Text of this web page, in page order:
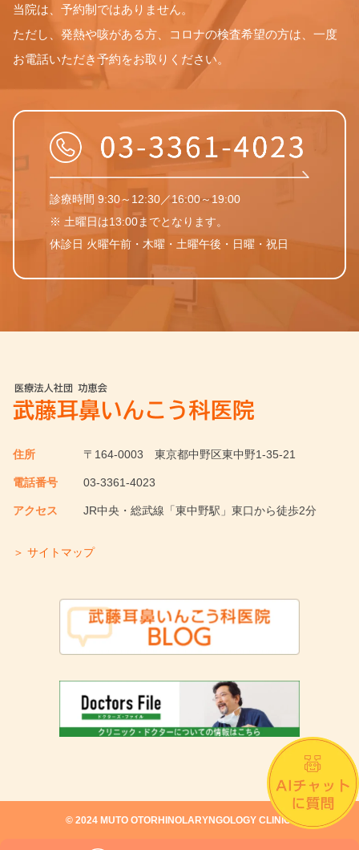
当院は、予約制ではありません。
ただし、発熱や咳がある方、コロナの検査希望の方は、一度
お電話いただき予約をお取りください。
診療時間 9:30～12:30／16:00～19:00
※ 土曜日は13:00までとなります。
休診日 火曜午前・木曜・土曜午後・日曜・祝日
住所 〒164-0003 東京都中野区東中野1-35-21
電話番号 03-3361-4023
アクセス JR中央・総武線「東中野駅」東口から徒歩2分
＞ サイトマップ
©︎ 2024 MUTO OTORHINOLARYNGOLOGY CLINIC.